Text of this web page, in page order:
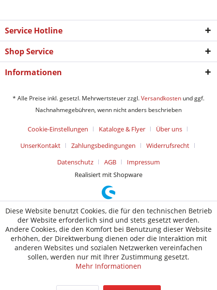
Service Hotline
Shop Service
Informationen
* Alle Preise inkl. gesetzl. Mehrwertsteuer zzgl.Versandkosten und ggf.
Nachnahmegebühren, wenn nicht anders beschrieben
Cookie-Einstellungen Kataloge & Flyer
Über uns
UnserKontakt
Zahlungsbedingungen
Widerrufsrecht
Datenschutz
AGB
Impressum
Realisiert mit Shopware
Diese Website benutzt Cookies, die für den technischen Betrieb
der Website erforderlich sind und stets gesetzt werden.
Andere Cookies, die den Komfort bei Benutzung dieser Website
erhöhen, der Direktwerbung dienen oder die Interaktion mit
anderen Websites und sozialen Netzwerken vereinfachen
sollen, werden nur mit Ihrer Zustimmung gesetzt.
Mehr Informationen